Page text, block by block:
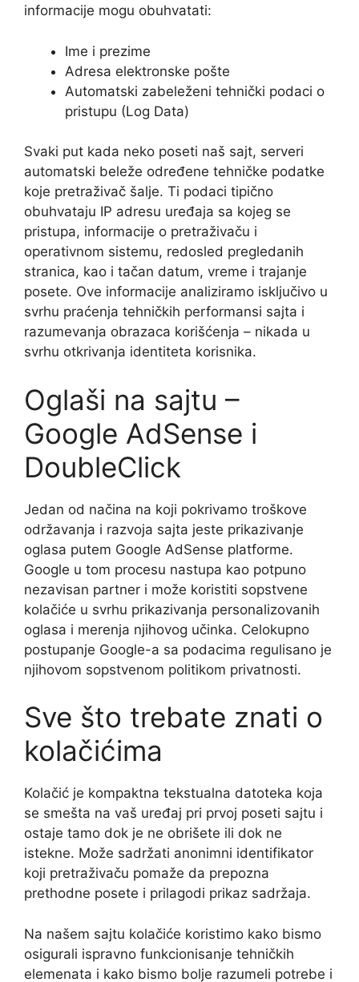
informacije mogu obuhvatati:
Ime i prezime
Adresa elektronske pošte
Automatski zabeleženi tehnički podaci o
pristupu (Log Data)
Svaki put kada neko poseti naš sajt, serveri
automatski beleže određene tehničke podatke
koje pretraživač šalje. Ti podaci tipično
obuhvataju IP adresu uređaja sa kojeg se
pristupa, informacije o pretraživaču i
operativnom sistemu, redosled pregledanih
stranica, kao i tačan datum, vreme i trajanje
posete. Ove informacije analiziramo isključivo u
svrhu praćenja tehničkih performansi sajta i
razumevanja obrazaca korišćenja – nikada u
svrhu otkrivanja identiteta korisnika.
Oglaši na sajtu –
Google AdSense i
DoubleClick
Jedan od načina na koji pokrivamo troškove
održavanja i razvoja sajta jeste prikazivanje
oglasa putem Google AdSense platforme.
Google u tom procesu nastupa kao potpuno
nezavisan partner i može koristiti sopstvene
kolačiće u svrhu prikazivanja personalizovanih
oglasa i merenja njihovog učinka. Celokupno
postupanje Google-a sa podacima regulisano je
njihovom sopstvenom politikom privatnosti.
Sve što trebate znati o
kolačićima
Kolačić je kompaktna tekstualna datoteka koja
se smešta na vaš uređaj pri prvoj poseti sajtu i
ostaje tamo dok je ne obrišete ili dok ne
istekne. Može sadržati anonimni identifikator
koji pretraživaču pomaže da prepozna
prethodne posete i prilagodi prikaz sadržaja.
Na našem sajtu kolačiće koristimo kako bismo
osigurali ispravno funkcionisanje tehničkih
elemenata i kako bismo bolje razumeli potrebe i